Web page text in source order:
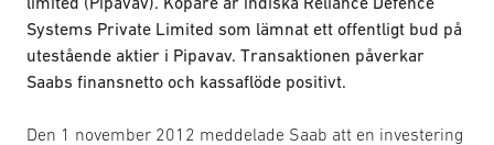
Systems Private Limited som lämnat ett offentligt bud på
utestående aktier i Pipavav. Transaktionen påverkar
Saabs finansnetto och kassaflöde positivt.
Den 1 november 2012 meddelade Saab att en investering